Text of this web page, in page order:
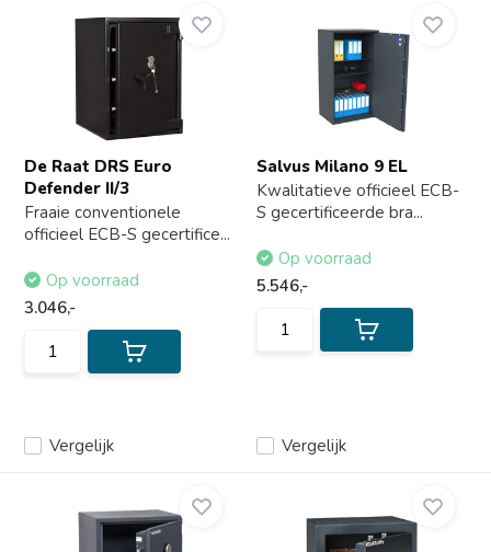
De Raat DRS Euro
Defender II/3
Fraaie conventionele
officieel ECB-S gecertifice...
Vergelijk
Op voorraad
3.046,-
Salvus Milano 9 EL
Kwalitatieve officieel ECB-
S gecertificeerde bra...
Vergelijk
Op voorraad
5.546,-